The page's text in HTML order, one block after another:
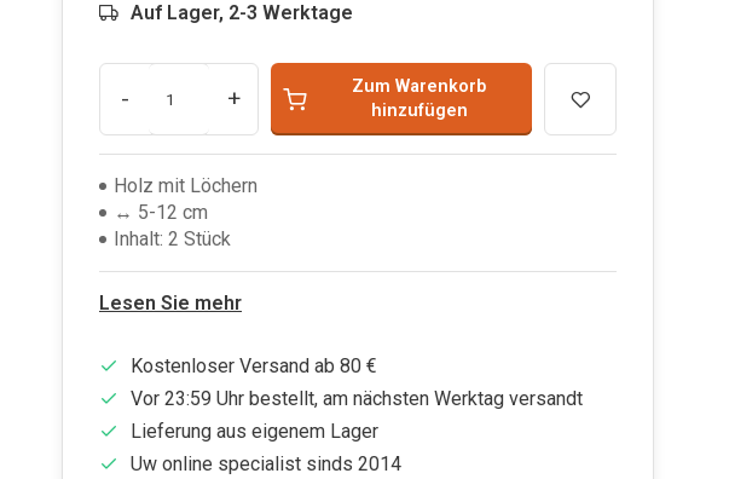
Auf Lager, 2-3 Werktage
- +
Zum Warenkorb
hinzufügen
Holz mit Löchern
↔ 5-12 cm
Inhalt: 2 Stück
Lesen Sie mehr
Kostenloser Versand ab 80 €
Vor 23:59 Uhr bestellt, am nächsten Werktag versandt
Lieferung aus eigenem Lager
Uw online specialist sinds 2014